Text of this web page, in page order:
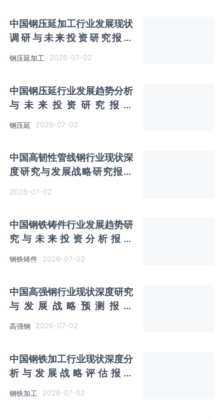
中国钢压延加工行业发展现状
调研与未来投资研究报告
钢压延加工 2026-07-02
中国钢压延行业发展趋势分析
与未来投资研究报告
钢压延 2026-07-02
中国高韧性管线钢行业现状深
度研究与发展战略研究报告
2026-07-02
中国钢铁铸件行业发展趋势研
究与未来投资分析报告
（2026-2033年）
钢铁铸件 2026-07-02
中国高强钢行业现状深度研究
与发展战略预测报告
（2026-2033年）
高强钢 2026-07-02
中国钢铁加工行业现状深度分
析与发展战略评估报告
钢铁加工 2026-07-02